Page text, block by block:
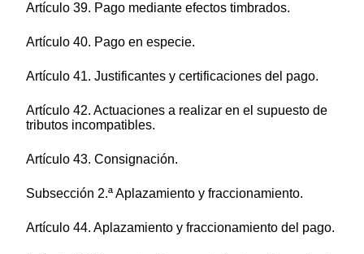
Artículo 39. Pago mediante efectos timbrados.
Artículo 40. Pago en especie.
Artículo 41. Justificantes y certificaciones del pago.
Artículo 42. Actuaciones a realizar en el supuesto de
tributos incompatibles.
Artículo 43. Consignación.
Subsección 2.ª Aplazamiento y fraccionamiento.
Artículo 44. Aplazamiento y fraccionamiento del pago.